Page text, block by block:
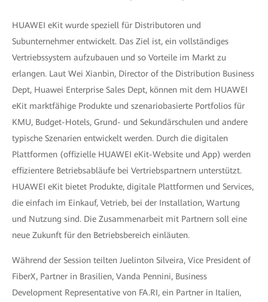
HUAWEI eKit wurde speziell für Distributoren und
Subunternehmer entwickelt. Das Ziel ist, ein vollständiges
Vertriebssystem aufzubauen und so Vorteile im Markt zu
erlangen. Laut Wei Xianbin, Director of the Distribution Business
Dept, Huawei Enterprise Sales Dept, können mit dem HUAWEI
eKit marktfähige Produkte und szenariobasierte Portfolios für
KMU, Budget-Hotels, Grund- und Sekundärschulen und andere
typische Szenarien entwickelt werden. Durch die digitalen
Plattformen (offizielle HUAWEI eKit-Website und App) werden
effizientere Betriebsabläufe bei Vertriebspartnern unterstützt.
HUAWEI eKit bietet Produkte, digitale Plattformen und Services,
die einfach im Einkauf, Vetrieb, bei der Installation, Wartung
und Nutzung sind. Die Zusammenarbeit mit Partnern soll eine
neue Zukunft für den Betriebsbereich einläuten.
Während der Session teilten Juelinton Silveira, Vice President of
FiberX, Partner in Brasilien, Vanda Pennini, Business
Development Representative von FA.RI, ein Partner in Italien,